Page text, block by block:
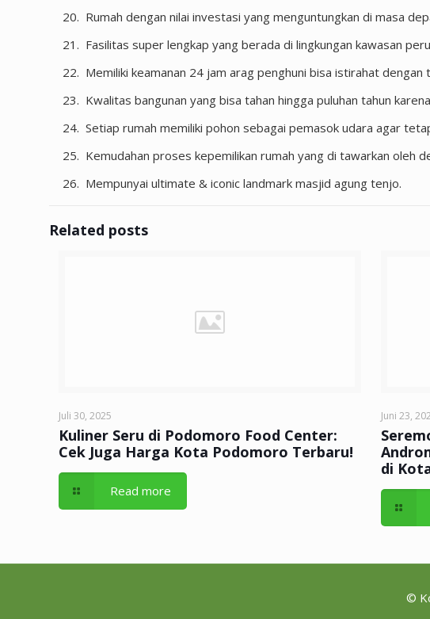
Rumah dengan nilai investasi yang menguntungkan di masa
Fasilitas super lengkap yang berada di lingkungan kawasan
Memiliki keamanan 24 jam arag penghuni bisa istirahat
Kwalitas bangunan yang bisa tahan hingga puluhan tahun
Setiap rumah memiliki pohon sebagai pemasok udara agar
Kemudahan proses kepemilikan rumah yang di tawarkan oleh
Mempunyai ultimate & iconic landmark masjid agung tenjo.
Related posts
Juli 30, 2025
Kuliner Seru di Podomoro Food Center:
Cek Juga Harga Kota Podomoro Terbaru!
Read more
Juni 23,
di
©